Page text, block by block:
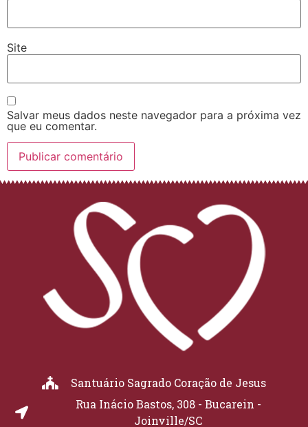
Site
Salvar meus dados neste navegador para a próxima vez
que eu comentar.
Santuário Sagrado Coração de Jesus
Rua Inácio Bastos, 308 - Bucarein -
Joinville/SC